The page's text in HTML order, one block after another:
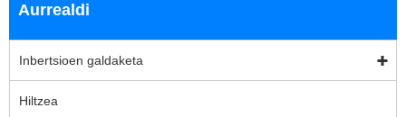
Aurrealdi
Inbertsioen galdaketa
Hiltzea